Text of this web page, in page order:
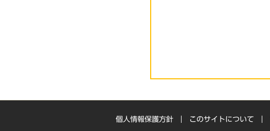
個人情報保護方針 このサイトについて